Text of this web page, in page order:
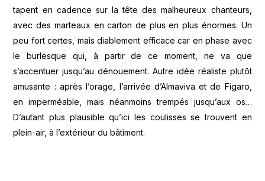
tapent en cadence sur la tête des malheureux chanteurs,
avec des marteaux en carton de plus en plus énormes. Un
peu fort certes, mais diablement efficace car en phase avec
le burlesque qui, à partir de ce moment, ne va que
s’accentuer jusqu’au dénouement. Autre idée réaliste plutôt
amusante : après l’orage, l’arrivée d’Almaviva et de Figaro,
en imperméable, mais néanmoins trempés jusqu’aux os…
D’autant plus plausible qu’ici les coulisses se trouvent en
plein-air, à l’extérieur du bâtiment.